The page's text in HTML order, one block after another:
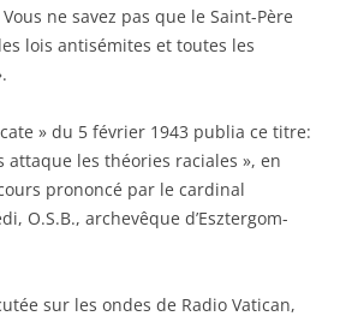
ne savez pas que le Saint-Père
lois antisémites et toutes les
» du 5 février 1943 publia ce titre:
attaque les théories raciales », en
prononcé par le cardinal
O.S.B., archevêque d’Esztergom-
sur les ondes de Radio Vatican,